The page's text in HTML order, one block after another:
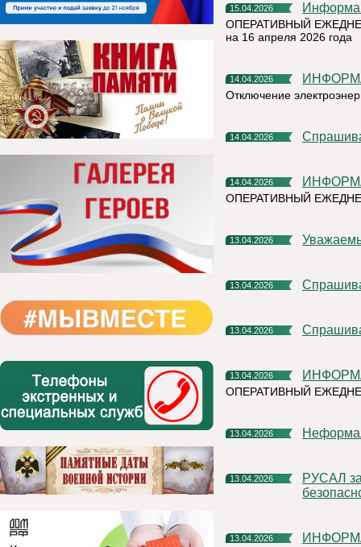
15.04.2026
ОПЕРАТИВНЫЙ
на 16 апреля 2026 года
14.04.2026
Отключение
14.04.2026
14.04.2026
ОПЕРАТИВНЫЙ
13.04.2026
13.04.2026
13.04.2026
13.04.2026
ОПЕРАТИВНЫЙ
13.04.2026
13.04.2026
РУСАЛ завершил масштабный проект по усилению сырьевой
13.04.2026